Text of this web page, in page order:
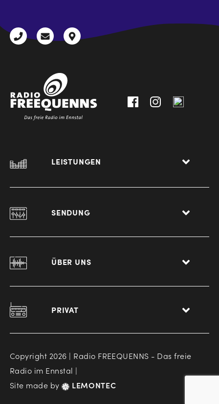
+43
radio@freequenns.at
Kulturhausstraße
LEISTUNGEN
SENDUNG
ÜBER UNS
PRIVAT
Copyright 2026 | Radio FREEQUENNS - Das freie
Radio im Ennstal |
Site made by
LEMONTEC